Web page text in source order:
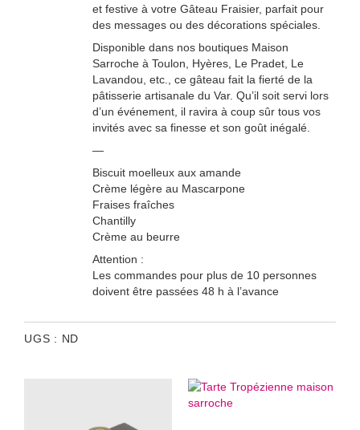
et festive à votre Gâteau Fraisier, parfait pour
des messages ou des décorations spéciales.
Disponible dans nos boutiques Maison
Sarroche à Toulon, Hyères, Le Pradet, Le
Lavandou, etc., ce gâteau fait la fierté de la
pâtisserie artisanale du Var. Qu’il soit servi lors
d’un événement, il ravira à coup sûr tous vos
invités avec sa finesse et son goût inégalé.
—
Biscuit moelleux aux amande
Crème légère au Mascarpone
Fraises fraîches
Chantilly
Crème au beurre
Attention :
Les commandes pour plus de 10 personnes
doivent être passées 48 h à l’avance
UGS : ND